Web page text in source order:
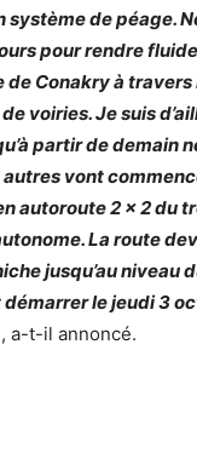
système de péage.
pour rendre
de Conakry à
voiries. Je suis
partir de demain
autres vont
autoroute 2 x 2 du
La route
jusqu’au niveau
le jeudi 3
a-t-il annoncé.